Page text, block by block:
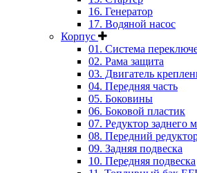
16. Генератор
17. Водяной насос
Корпус
01. Система
02. Рама защита
03. Двигатель
04. Передняя часть
05. Боковины
06. Боковой пластик
07. Редуктор заднего
08. Передний
09. Задняя подвеска
10. Передняя подвеска